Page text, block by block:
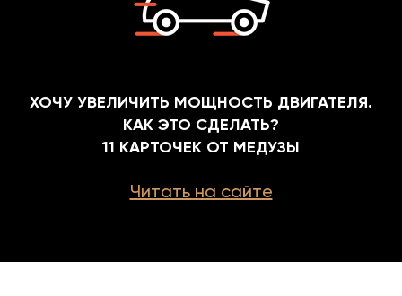
ХОЧУ УВЕЛИЧИТЬ МОЩНОСТЬ ДВИГАТЕЛЯ.
КАК ЭТО СДЕЛАТЬ?
11 КАРТОЧЕК ОТ МЕДУЗЫ
Читать на сайте